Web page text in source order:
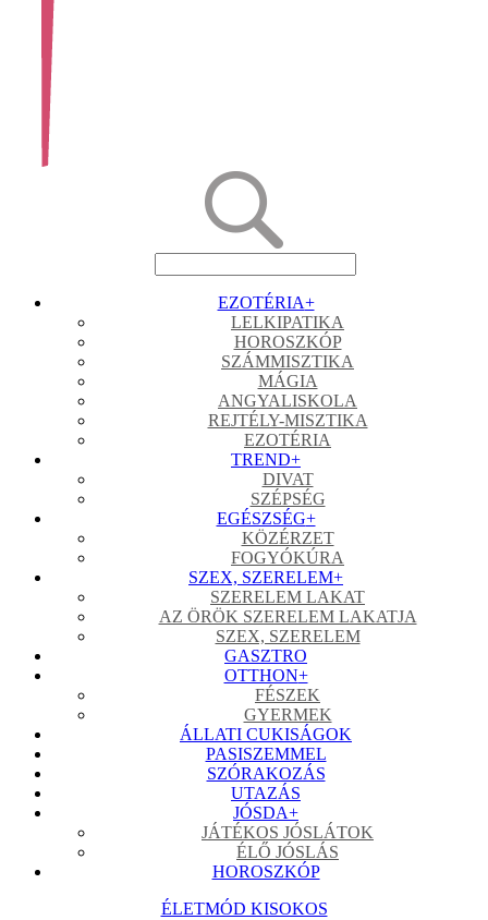
EZOTÉRIA+
LELKIPATIKA
HOROSZKÓP
SZÁMMISZTIKA
MÁGIA
ANGYALISKOLA
REJTÉLY-MISZTIKA
EZOTÉRIA
TREND+
DIVAT
SZÉPSÉG
EGÉSZSÉG+
KÖZÉRZET
FOGYÓKÚRA
SZEX, SZERELEM+
SZERELEM LAKAT
AZ ÖRÖK SZERELEM LAKATJA
SZEX, SZERELEM
GASZTRO
OTTHON+
FÉSZEK
GYERMEK
ÁLLATI CUKISÁGOK
PASISZEMMEL
SZÓRAKOZÁS
UTAZÁS
JÓSDA+
JÁTÉKOS JÓSLÁTOK
ÉLŐ JÓSLÁS
HOROSZKÓP
ÉLETMÓD KISOKOS